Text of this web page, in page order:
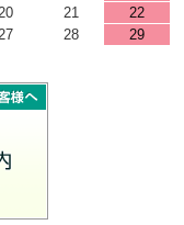
20 21
22
27 28
29